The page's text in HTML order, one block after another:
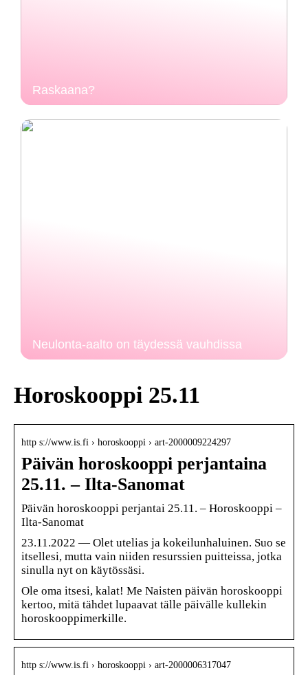
Raskaana?
Neulonta-aalto on täydessä vauhdissa
Horoskooppi 25.11
http s://www.is.fi › horoskooppi › art-2000009224297
Päivän horoskooppi perjantaina
25.11. – Ilta-Sanomat
Päivän horoskooppi perjantai 25.11. – Horoskooppi –
Ilta-Sanomat
23.11.2022 — Olet utelias ja kokeilunhaluinen. Suo se
itsellesi, mutta vain niiden resurssien puitteissa, jotka
sinulla nyt on käytössäsi.
Ole oma itsesi, kalat! Me Naisten päivän horoskooppi
kertoo, mitä tähdet lupaavat tälle päivälle kullekin
horoskooppimerkille.
http s://www.is.fi › horoskooppi › art-2000006317047